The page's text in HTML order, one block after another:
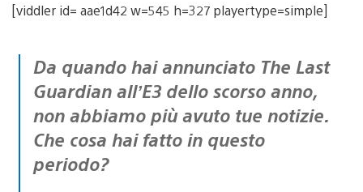
[viddler id= aae1d42 w=545 h=327 playertype=simple]
Da quando hai annunciato The Last
Guardian all’E3 dello scorso anno,
non abbiamo più avuto tue notizie.
Che cosa hai fatto in questo
periodo?